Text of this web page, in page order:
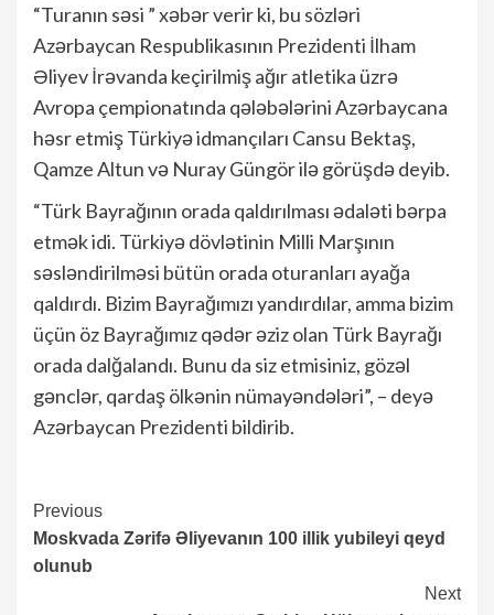
“Turanın səsi ” xəbər verir ki, bu sözləri
Azərbaycan Respublikasının Prezidenti İlham
Əliyev İrəvanda keçirilmiş ağır atletika üzrə
Avropa çempionatında qələbələrini Azərbaycana
həsr etmiş Türkiyə idmançıları Cansu Bektaş,
Qamze Altun və Nuray Güngör ilə görüşdə deyib.
“Türk Bayrağının orada qaldırılması ədaləti bərpa
etmək idi. Türkiyə dövlətinin Milli Marşının
səsləndirilməsi bütün orada oturanları ayağa
qaldırdı. Bizim Bayrağımızı yandırdılar, amma bizim
üçün öz Bayrağımız qədər əziz olan Türk Bayrağı
orada dalğalandı. Bunu da siz etmisiniz, gözəl
gənclər, qardaş ölkənin nümayəndələri”, – deyə
Azərbaycan Prezidenti bildirib.
Continue
Reading
Previous
Moskvada Zərifə Əliyevanın 100 illik yubileyi qeyd
olunub
Next